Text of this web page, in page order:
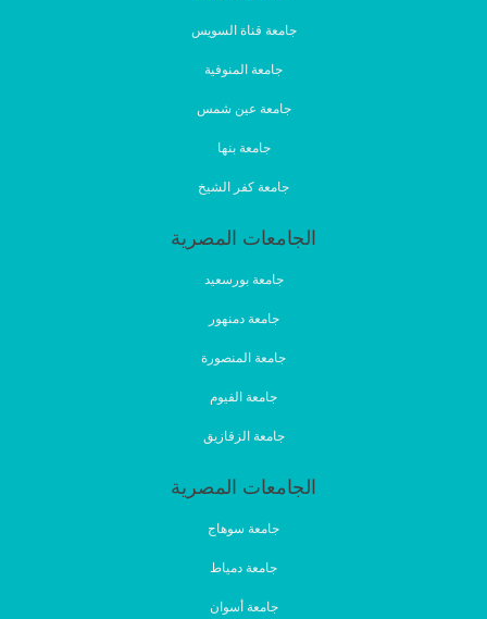
جامعة قناة السويس
جامعة المنوفية
جامعة عين شمس
جامعة بنها
جامعة كفر الشيخ
الجامعات المصرية
جامعة بورسعيد
جامعة دمنهور
جامعة المنصورة
جامعة الفيوم
جامعة الزقازيق
الجامعات المصرية
جامعة سوهاج
جامعة دمياط
جامعة أسوان